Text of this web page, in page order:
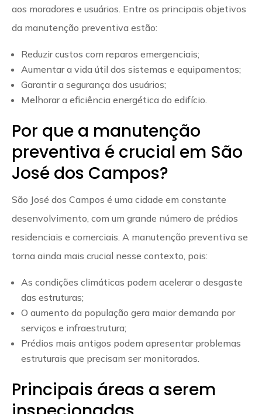
aos moradores e usuários. Entre os principais objetivos
da manutenção preventiva estão:
Reduzir custos com reparos emergenciais;
Aumentar a vida útil dos sistemas e equipamentos;
Garantir a segurança dos usuários;
Melhorar a eficiência energética do edifício.
Por que a manutenção
preventiva é crucial em São
José dos Campos?
São José dos Campos é uma cidade em constante
desenvolvimento, com um grande número de prédios
residenciais e comerciais. A manutenção preventiva se
torna ainda mais crucial nesse contexto, pois:
As condições climáticas podem acelerar o desgaste
das estruturas;
O aumento da população gera maior demanda por
serviços e infraestrutura;
Prédios mais antigos podem apresentar problemas
estruturais que precisam ser monitorados.
Principais áreas a serem